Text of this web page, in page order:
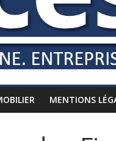
MENTIONS